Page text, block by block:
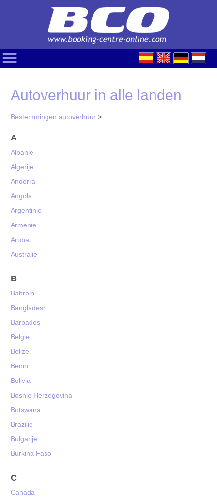
Autoverhuur in alle landen
Bestemmingen autoverhuur >
A
Albanie
Algerije
Andorra
Angola
Argentinie
Armenie
Aruba
Australie
B
Bahrein
Bangladesh
Barbados
Belgie
Belize
Benin
Bolivia
Bosnie Herzegovina
Botswana
Brazilie
Bulgarije
Burkina Faso
C
Canada